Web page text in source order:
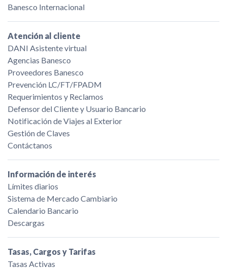
Banesco Internacional
Atención al cliente
DANI Asistente virtual
Agencias Banesco
Proveedores Banesco
Prevención LC/FT/FPADM
Requerimientos y Reclamos
Defensor del Cliente y Usuario Bancario
Notificación de Viajes al Exterior
Gestión de Claves
Contáctanos
Información de interés
Límites diarios
Sistema de Mercado Cambiario
Calendario Bancario
Descargas
Tasas, Cargos y Tarifas
Tasas Activas